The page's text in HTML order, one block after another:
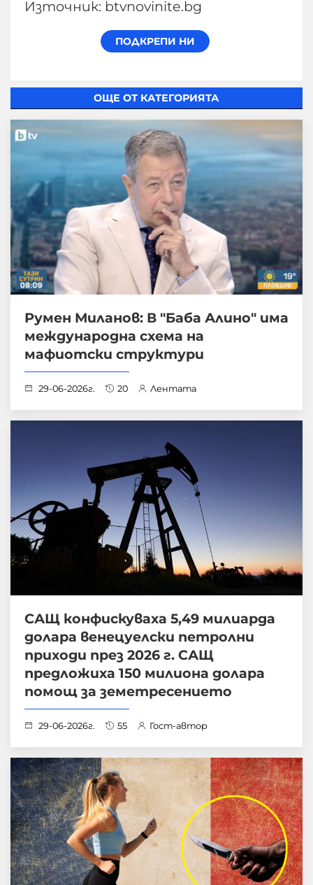
Източник: btvnovinite.bg
ОЩЕ ОТ КАТЕГОРИЯТА
Румен Миланов: В "Баба Алино" има
международна схема на
мафиотски структури
29-06-2026г. 20 Лентата
САЩ конфискуваха 5,49 милиарда
долара венецуелски петролни
приходи през 2026 г. САЩ
предложиха 150 милиона долара
помощ за земетресението
29-06-2026г. 55 Гост-автор